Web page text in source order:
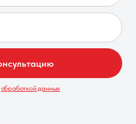
обработкой данных